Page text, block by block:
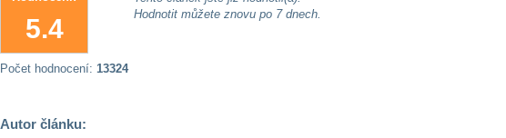
5.4
Hodnotit můžete znovu po 7 dnech.
Počet hodnocení: 13324
Autor článku: